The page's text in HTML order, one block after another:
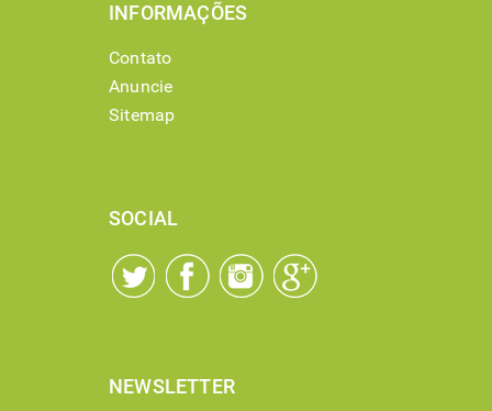
INFORMAÇÕES
Contato
Anuncie
Sitemap
SOCIAL
NEWSLETTER